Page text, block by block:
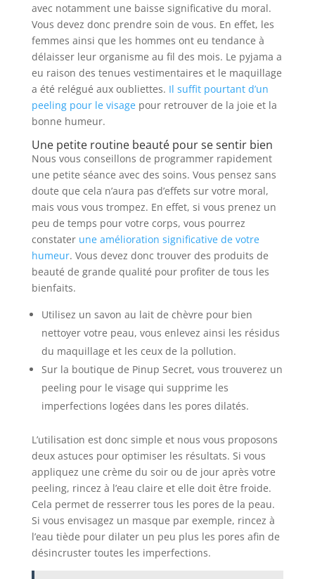
avec notamment une baisse significative du moral.
Vous devez donc prendre soin de vous. En effet, les
femmes ainsi que les hommes ont eu tendance à
délaisser leur organisme au fil des mois. Le pyjama a
eu raison des tenues vestimentaires et le maquillage
a été relégué aux oubliettes. Il suffit pourtant d’un
peeling pour le visagepour retrouver de la joie et la
bonne humeur.
Une petite routine beauté pour se sentir bien
Nous vous conseillons de programmer rapidement
une petite séance avec des soins. Vous pensez sans
doute que cela n’aura pas d’effets sur votre moral,
mais vous vous trompez. En effet, si vous prenez un
peu de temps pour votre corps, vous pourrez
constater une amélioration significative de votre
humeur. Vous devez donc trouver des produits de
beauté de grande qualité pour profiter de tous les
bienfaits.
Utilisez un savon au lait de chèvre pour bien
nettoyer votre peau, vous enlevez ainsi les résidus
du maquillage et les ceux de la pollution.
Sur la boutique de Pinup Secret, vous trouverez un
peeling pour le visage qui supprime les
imperfections logées dans les pores dilatés.
L’utilisation est donc simple et nous vous proposons
deux astuces pour optimiser les résultats. Si vous
appliquez une crème du soir ou de jour après votre
peeling, rincez à l’eau claire et elle doit être froide.
Cela permet de resserrer tous les pores de la peau.
Si vous envisagez un masque par exemple, rincez à
l’eau tiède pour dilater un peu plus les pores afin de
désincruster toutes les imperfections.